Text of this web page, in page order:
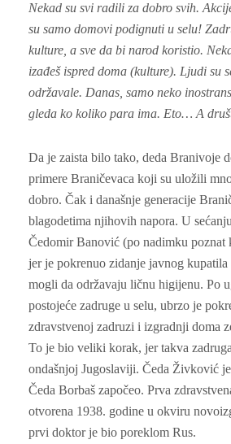
Nekad su svi radili za dobro svih.
su samo domovi podignuti u selu!
kulture, a sve da bi narod koristio.
izađeš ispred doma (kulture). Ljudi su
održavale. Danas, samo neko
gleda ko koliko para ima. Eto… A
Da je zaista bilo tako, deda Branivoje
primere Braničevaca koji su uložili
dobro. Čak i današnje generacije
blagodetima njihovih napora. U
Čedomir Banović (po nadimku poznat
jer je pokrenuo zidanje javnog kupatila
mogli da održavaju ličnu higijenu. Po
postojeće zadruge u selu, ubrzo je
zdravstvenoj zadruzi i izgradnji doma
To je bio veliki korak, jer takva
ondašnjoj Jugoslaviji. Čeda Živković
Čeda Borbaš započeo. Prva
otvorena 1938. godine u okviru
prvi doktor je bio poreklom Rus.